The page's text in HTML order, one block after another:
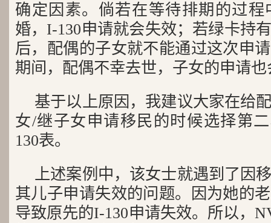
确定因素。倘若在等待排期的过
婚，I-130申请就会失效；若绿卡持
后，配偶的子女就不能通过这次申
期间，配偶不幸去世，子女的申请
基于以上原因，我建议大家在给
女/继子女申请移民的时候选择第
130表。
上述案例中，该女士就遇到了因
其儿子申请失效的问题。因为她的
导致原先的I-130申请失效。所以，